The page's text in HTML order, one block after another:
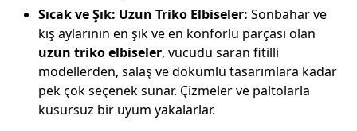
Sıcak ve Şık: Uzun Triko Elbiseler: Sonbahar ve
kış aylarının en şık ve en konforlu parçası olan
uzun triko elbiseler, vücudu saran fitilli
modellerden, salaş ve dökümlü tasarımlara kadar
pek çok seçenek sunar. Çizmeler ve paltolarla
kusursuz bir uyum yakalarlar.